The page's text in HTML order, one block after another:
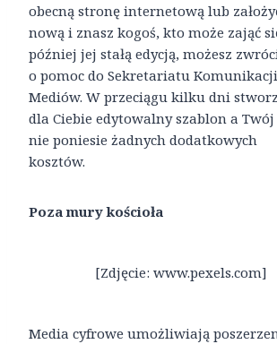
obecną stronę internetową lub
nową i znasz kogoś, kto może zająć
później jej stałą edycją, możesz
o pomoc do Sekretariatu
Mediów. W przeciągu kilku dni
dla Ciebie edytowalny szablon a
nie poniesie żadnych dodatkowych
kosztów.
Poza mury kościoła
[Zdjęcie: www.pexels.com]
Media cyfrowe umożliwiają